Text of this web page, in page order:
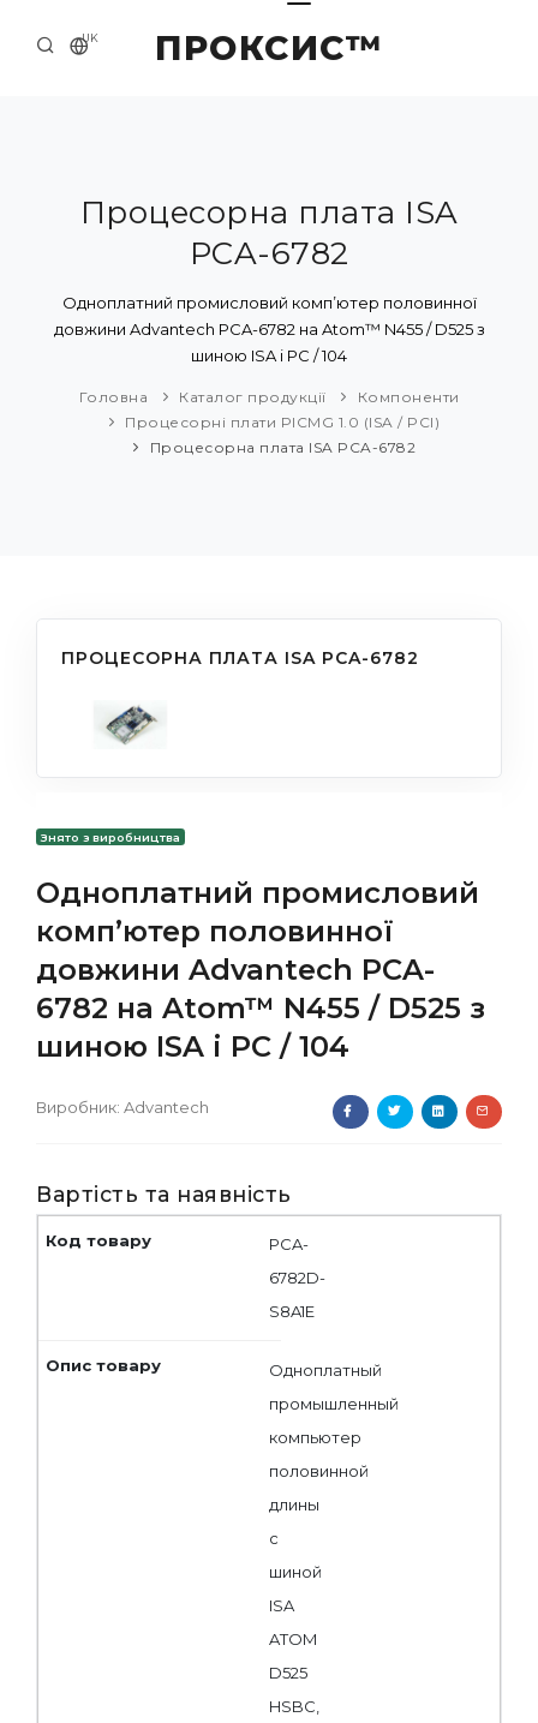
ПРОКСИС™
UK
ПРО НАС
ПРИКЛАДИ ТА РІШЕННЯ
КАТАЛОГ ПРОДУКЦІЇ
Процесорна плата ISA
PCA-6782
Одноплатний промисловий комп’ютер половинної
довжини Advantech PCA-6782 на Atom™ N455 / D525 з
шиною ISA і PC / 104
Головна Каталог продукції
Компоненти
Процесорні плати PICMG 1.0 (ISA / PCI)
Процесорна плата ISA PCA-6782
ПРОЦЕСОРНА ПЛАТА ISA PCA-6782
Знято з виробництва
Одноплатний промисловий
комп’ютер половинної
довжини Advantech PCA-
6782 на Atom™ N455 / D525 з
шиною ISA і PC / 104
Виробник: Advantech
Вартість та наявність
PCA-
6782D-
S8A1E
Одноплатный
промышленный
компьютер
половинной
длины
с
шиной
ISA
ATOM
D525
HSBC,